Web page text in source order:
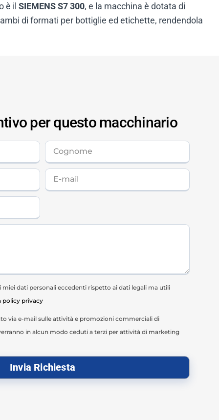
è il SIEMENS S7 300, e la macchina è dotata di
di formati per bottiglie ed etichette, rendendola
per questo macchinario
dati personali eccedenti rispetto ai dati legali ma utili
policy privacy
via e-mail sulle attività e promozioni commerciali di
in alcun modo ceduti a terzi per attività di marketing
Invia Richiesta